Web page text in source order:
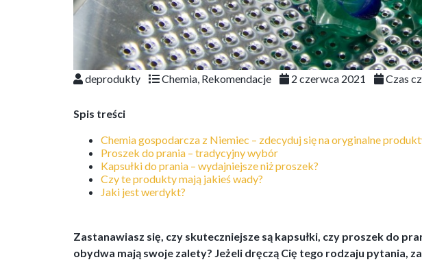
deprodukty Chemia, Rekomendacje 2 czerwca 2021 Czas
Spis treści
Chemia gospodarcza z Niemiec – zdecyduj się na oryginalne
Proszek do prania – tradycyjny wybór
Kapsułki do prania – wydajniejsze niż proszek?
Czy te produkty mają jakieś wady?
Jaki jest werdykt?
Zastanawiasz się, czy skuteczniejsze są kapsułki, czy proszek do
obydwa mają swoje zalety? Jeżeli dręczą Cię tego rodzaju pytania,